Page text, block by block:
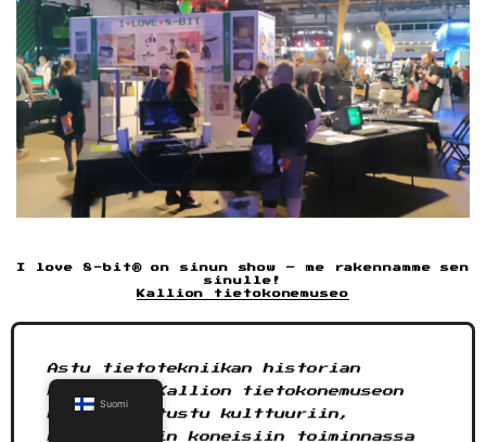
I love 8-bit® on sinun show – me rakennamme sen
sinulle!
Kallion tietokonemuseo
Astu tietotekniikan historian
maailmaan Kallion tietokonemuseon
kanssa! Tutustu kulttuuriin,
harvinaisiin koneisiin toiminnassa
Suomi